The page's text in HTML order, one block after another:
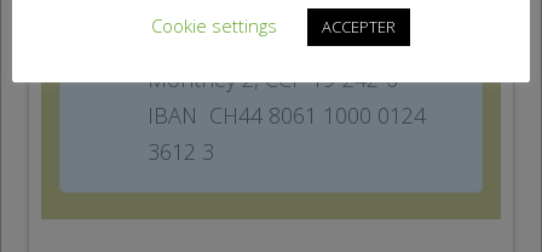
Banque Raiffeisen, 1870
Monthey 2, CCP 19-242-6
IBAN CH44 8061 1000 0124
3612 3
Cookie settings
ACCEPTER